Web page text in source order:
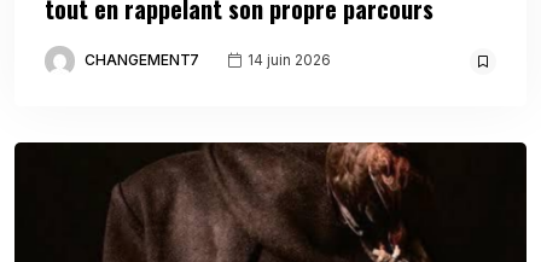
tout en rappelant son propre parcours
CHANGEMENT7 14 juin 2026